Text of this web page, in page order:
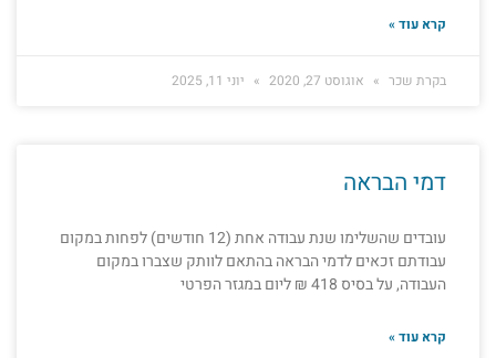
קרא עוד »
בקרת שכר אוגוסט 27, 2020 יוני 11, 2025
דמי הבראה
עובדים שהשלימו שנת עבודה אחת (12 חודשים) לפחות במקום
עבודתם זכאים לדמי הבראה בהתאם לוותק שצברו במקום
העבודה, על בסיס 418 ₪ ליום במגזר הפרטי
קרא עוד »